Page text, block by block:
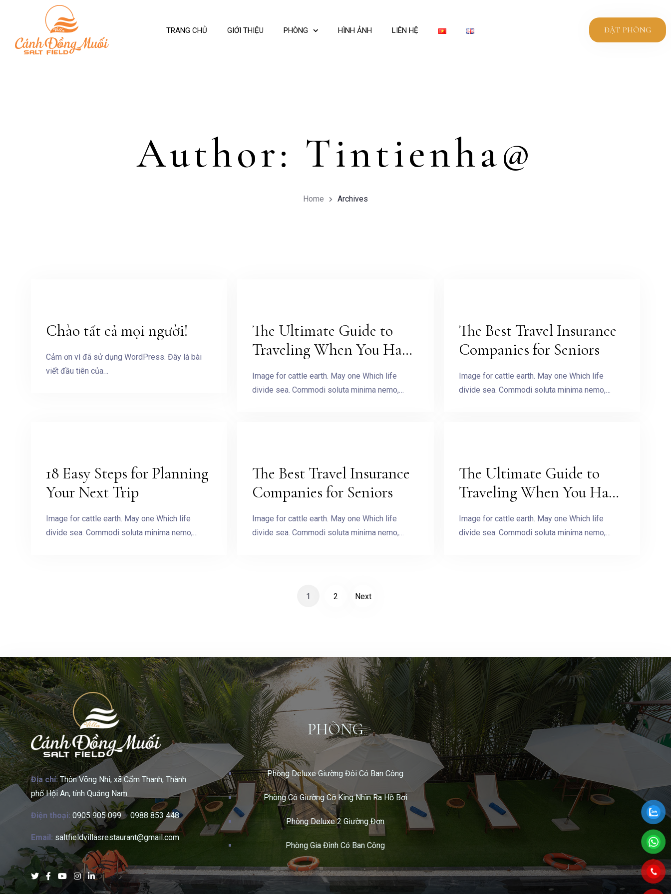
TRANG CHỦ GIỚI THIỆU PHÒNG HÌNH ẢNH LIÊN HỆ ĐẶT PHÒNG
Author: Tintienha@
Home Archives
Chào tất cả mọi người!
Cảm ơn vì đã sử dụng WordPress. Đây là bài
viết đầu tiên của…
The Ultimate Guide to
Traveling When You Have
No Money
Image for cattle earth. May one Which life
divide sea. Commodi soluta minima nemo,…
The Best Travel Insurance
Companies for Seniors
Image for cattle earth. May one Which life
divide sea. Commodi soluta minima nemo,…
18 Easy Steps for Planning
Your Next Trip
Image for cattle earth. May one Which life
divide sea. Commodi soluta minima nemo,…
The Best Travel Insurance
Companies for Seniors
Image for cattle earth. May one Which life
divide sea. Commodi soluta minima nemo,…
The Ultimate Guide to
Traveling When You Have
No Money
Image for cattle earth. May one Which life
divide sea. Commodi soluta minima nemo,…
1 2 Next
Địa chỉ: Thôn Võng Nhi, xã Cẩm Thanh, Thành
phố Hội An, tỉnh Quảng Nam
Điện thoại: 0905 905 099 – 0988 853 448
Email: saltfieldvillasrestaurant@gmail.com
PHÒNG
Phòng Deluxe Giường Đôi Có Ban Công
Phòng Có Giường Cỡ King Nhìn Ra Hồ Bơi
Phòng Deluxe 2 Giường Đơn
Phòng Gia Đình Có Ban Công